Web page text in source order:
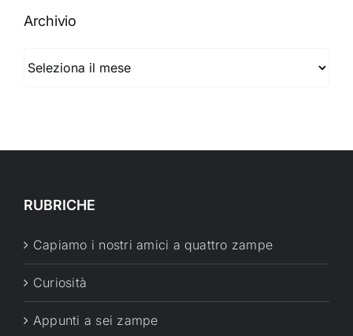
Archivio
RUBRICHE
Capiamo i nostri amici a quattro zampe
Curiosità
Appunti a sei zampe